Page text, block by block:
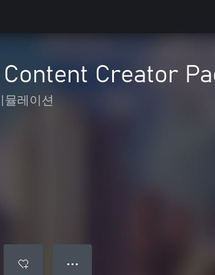
Creator
뮬레이션
● ● ●